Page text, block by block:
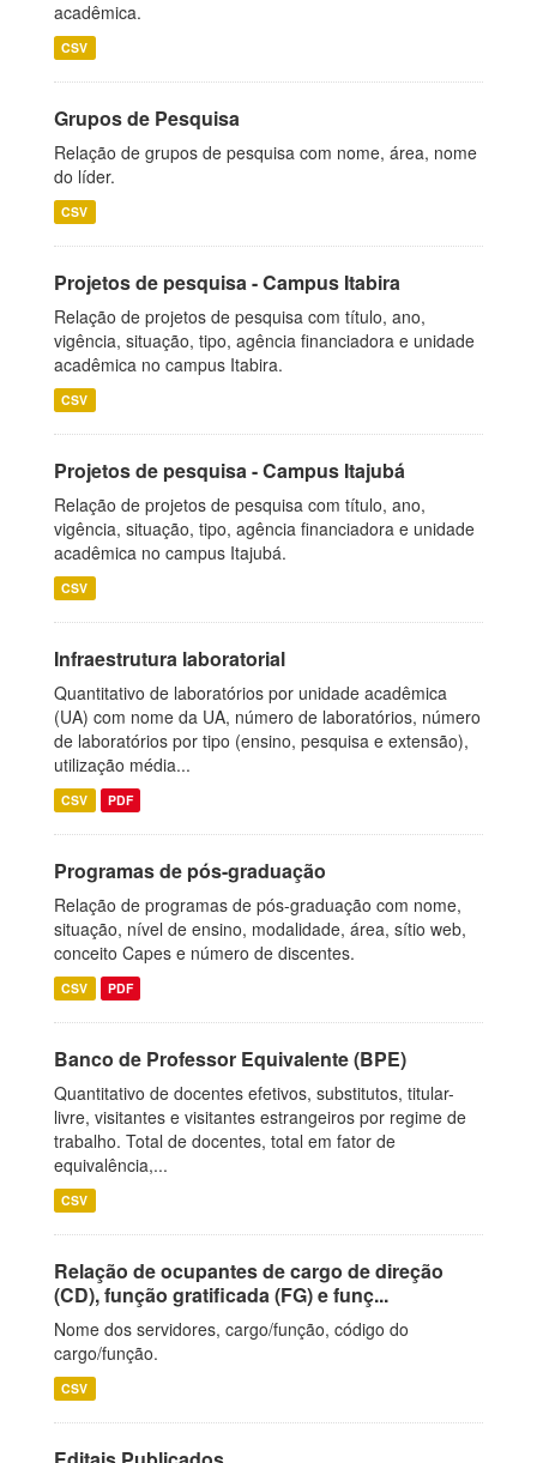
acadêmica.
CSV
Grupos de Pesquisa
Relação de grupos de pesquisa com nome, área, nome
do líder.
CSV
Projetos de pesquisa - Campus Itabira
Relação de projetos de pesquisa com título, ano,
vigência, situação, tipo, agência financiadora e unidade
acadêmica no campus Itabira.
CSV
Projetos de pesquisa - Campus Itajubá
Relação de projetos de pesquisa com título, ano,
vigência, situação, tipo, agência financiadora e unidade
acadêmica no campus Itajubá.
CSV
Infraestrutura laboratorial
Quantitativo de laboratórios por unidade acadêmica
(UA) com nome da UA, número de laboratórios, número
de laboratórios por tipo (ensino, pesquisa e extensão),
utilização média...
CSV PDF
Programas de pós-graduação
Relação de programas de pós-graduação com nome,
situação, nível de ensino, modalidade, área, sítio web,
conceito Capes e número de discentes.
CSV PDF
Banco de Professor Equivalente (BPE)
Quantitativo de docentes efetivos, substitutos, titular-
livre, visitantes e visitantes estrangeiros por regime de
trabalho. Total de docentes, total em fator de
equivalência,...
CSV
Relação de ocupantes de cargo de direção
(CD), função gratificada (FG) e funç...
Nome dos servidores, cargo/função, código do
cargo/função.
CSV